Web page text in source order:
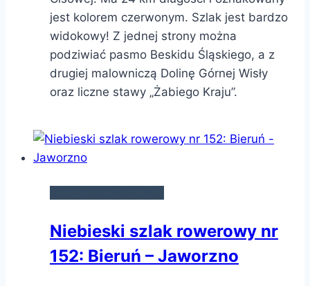
jest kolorem czerwonym. Szlak jest bardzo
widokowy! Z jednej strony można
podziwiać pasmo Beskidu Śląskiego, a z
drugiej malowniczą Dolinę Górnej Wisły
oraz liczne stawy „Żabiego Kraju”.
Niebieski szlak rowerowy nr
152: Bieruń – Jaworzno